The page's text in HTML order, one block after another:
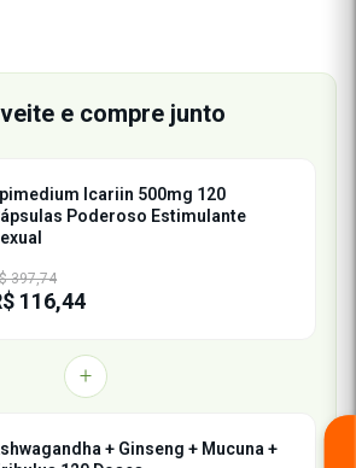
e compre junto
Icariin 500mg 120
Poderoso Estimulante
397,74
116,44
+ Ginseng + Mucuna +